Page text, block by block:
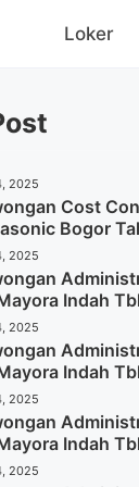
Loker
2025
yang
Siantar Top
karir ...
2025
Cost
Bogor
Sekarang)
2025
Indah
2025
2025
Indah
2025 (Lamar
2025
Indah
2025 (Apply
2025